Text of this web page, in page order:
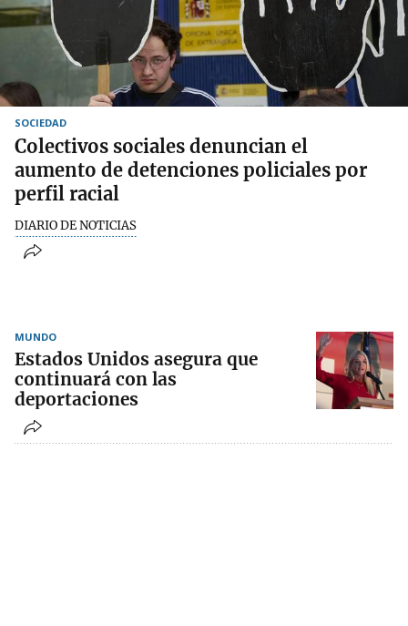
SOCIEDAD
Colectivos sociales denuncian el
aumento de detenciones policiales por
perfil racial
DIARIO DE NOTICIAS
MUNDO
Estados Unidos asegura que
continuará con las
deportaciones